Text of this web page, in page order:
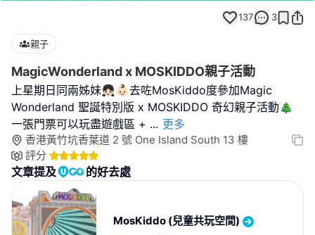
137 3
親子
MagicWonderland x MOSKIDDO親子活動
上星期日同兩姊妹👧🏻👶🏻去咗MosKiddo度參加Magic
Wonderland 聖誕特別版 x MOSKIDDO 奇幻親子活動🎄
一張門票可以玩盡遊戲區 + ... 更多
香港黃竹坑香葉道 2 號 One Island South 13 樓
評分
文章提及 的好去處
MosKiddo (兒童共玩空間)